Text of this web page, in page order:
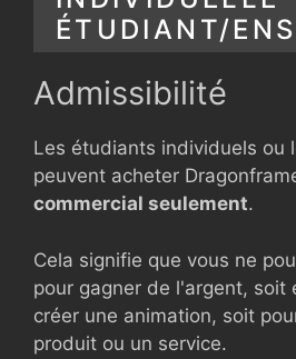
ÉTUDIANT/
Admissibilité
Les étudiants individuels ou
peuvent acheter
commercial seulement.
Cela signifie que vous ne
pour gagner de l'argent, soit
créer une animation, soit
produit ou un service.